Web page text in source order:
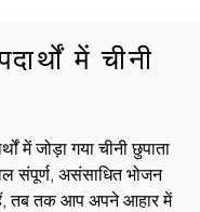
में चीनी
में जोड़ा गया चीनी छुपाता
असंसाधित भोजन
तब तक आप अपने आहार में